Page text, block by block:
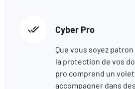
Cyber Pro
Que vous soyez
la protection de vos
pro comprend un
accompagner dans